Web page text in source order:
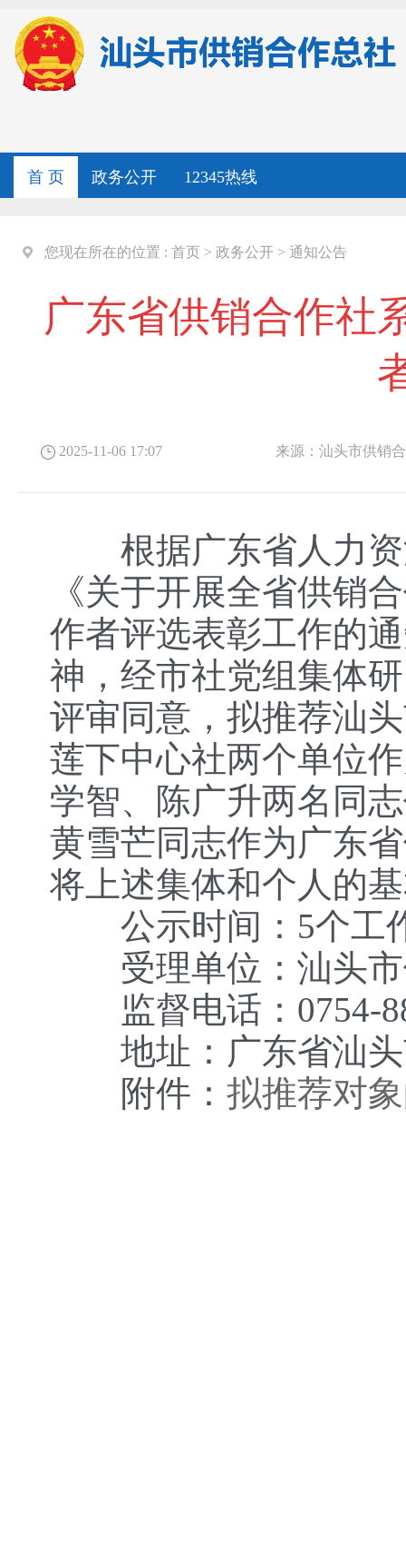
首 页 政务公开 12345热线
您现在所在的位置 : 首页 > 政务公开 > 通知公告
广东省供销合作社
2025-11-06 17:07 来源：汕头市供销
根据广东省人力资
《关于开展全省供销
作者评选表彰工作的
神，经市社党组集体
评审同意，拟推荐汕
莲下中心社两个单位
学智、陈广升两名同
黄雪芒同志作为广东
将上述集体和个人的
公示时间：5个工作
受理单位：汕头市
监督电话：0754-
地址：广东省汕头
附件： 拟推荐对